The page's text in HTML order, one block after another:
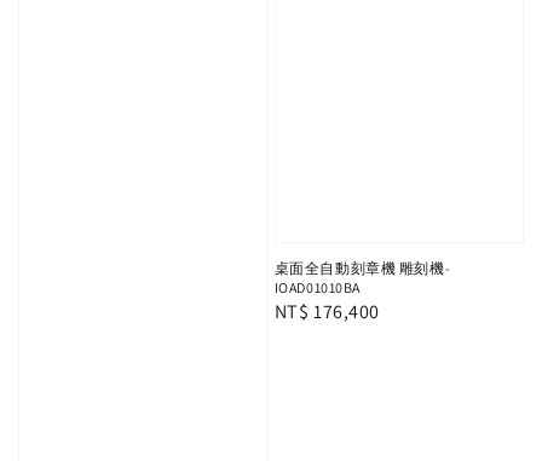
桌面全自動刻章機 雕刻機-
IOAD01010BA
Regular
NT$ 176,400